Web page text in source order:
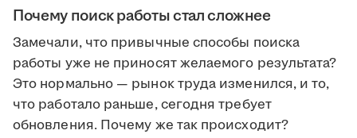
Почему поиск работы стал сложнее
Замечали, что привычные способы поиска
работы уже не приносят желаемого результата?
Это нормально — рынок труда изменился, и то,
что работало раньше, сегодня требует
обновления. Почему же так происходит?